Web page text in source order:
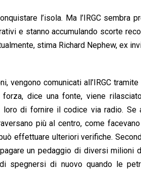
l’isola. Ma l’IRGC sembra
e stanno accumulando scorte
stima Richard Nephew, ex
vengono comunicati all’IRGC
dice una fonte, viene
di fornire il codice via radio. Se
più al centro, come
effettuare ulteriori verifiche.
un pedaggio di diversi milioni
spegnersi di nuovo quando le